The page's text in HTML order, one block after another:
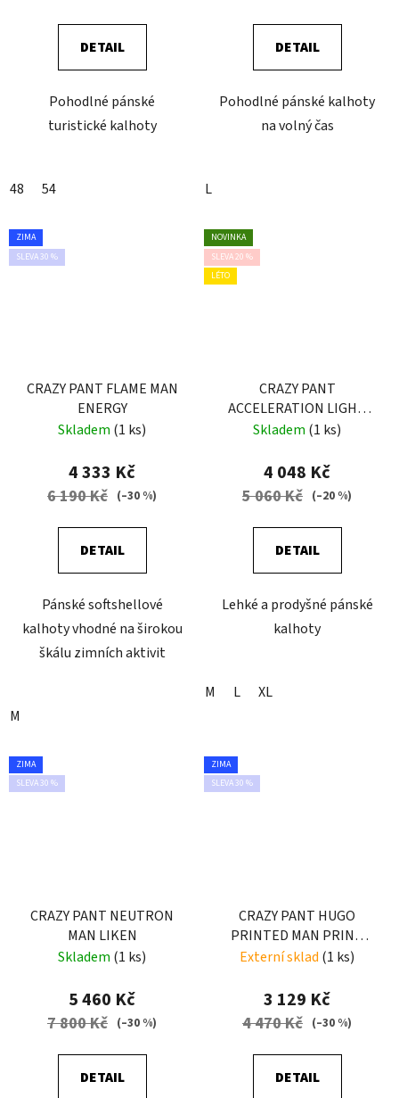
DETAIL
Pohodlné pánské
turistické kalhoty
48 54
DETAIL
Pohodlné pánské kalhoty
na volný čas
L
ZIMA
SLEVA 30 %
CRAZY PANT FLAME MAN
ENERGY
Skladem (1 ks)
4 333 Kč
6 190 Kč (–30 %)
DETAIL
Pánské softshellové
kalhoty vhodné na širokou
škálu zimních aktivit
M
NOVINKA
SLEVA 20 %
LÉTO
CRAZY PANT
ACCELERATION LIGHT
MAN SLATE
Skladem (1 ks)
4 048 Kč
5 060 Kč (–20 %)
DETAIL
Lehké a prodyšné pánské
kalhoty
M L XL
ZIMA
SLEVA 30 %
CRAZY PANT NEUTRON
MAN LIKEN
Skladem (1 ks)
5 460 Kč
7 800 Kč (–30 %)
DETAIL
ZIMA
SLEVA 30 %
CRAZY PANT HUGO
PRINTED MAN PRINT
LIGHT JEANS
Externí sklad (1 ks)
3 129 Kč
4 470 Kč (–30 %)
DETAIL